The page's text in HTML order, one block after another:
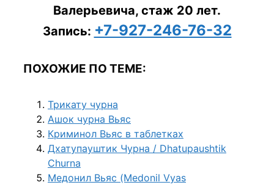
Валерьевича, стаж 20 лет.
Запись: +7-927-246-76-32
ПОХОЖИЕ ПО ТЕМЕ:
Трикату чурна
Ашок чурна Вьяс
Криминол Вьяс в таблетках
Дхатупауштик Чурна / Dhatupaushtik
Churna
Медонил Вьяс (Medonil Vyas